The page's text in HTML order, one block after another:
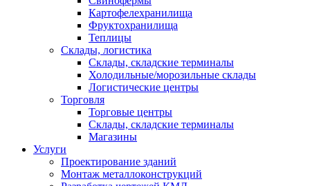
Картофелехранилища
Фруктохранилища
Теплицы
Склады, логистика
Склады, складские терминалы
Холодильные/морозильные склады
Логистические центры
Торговля
Торговые центры
Склады, складские терминалы
Магазины
Услуги
Проектирование зданий
Монтаж металлоконструкций